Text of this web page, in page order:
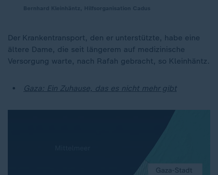
Der Krankentransport, den er unterstützte, habe eine
ältere Dame, die seit längerem auf medizinische
Versorgung warte, nach Rafah gebracht, so Kleinhäntz.
Gaza: Ein Zuhause, das es nicht mehr gibt